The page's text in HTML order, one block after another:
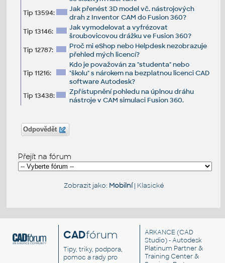
Tip 13594:
Jak přenést 3D model vč. nástrojových
drah z Inventor CAM do Fusion 360?
Tip 13146:
Jak vymodelovat a vyfrézovat
šroubovicovou drážku ve Fusion 360?
Tip 12787:
Proč mi eShop nebo Helpdesk nezobrazuje
přehled mých licencí?
Tip 11216:
Kdo je považován za "studenta" nebo
"školu" s nárokem na bezplatnou licenci CAD
software Autodesk?
Tip 13438:
Zpřístupnění pohledu na úplnou dráhu
nástroje v CAM simulaci Fusion 360.
Odpovědět
Přejít na fórum
Zobrazit jako: Mobilní| Klasické
CADfórum
Tipy, triky, podpora,
pomoc a rady pro
ARKANCE (CAD
Studio) - Autodesk
Platinum Partner &
Training Center &